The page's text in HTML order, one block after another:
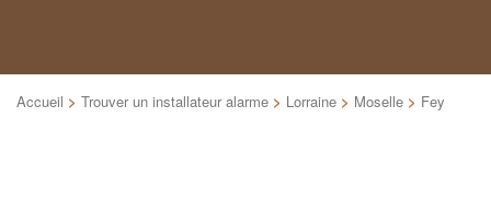
Accueil > Trouver un installateur alarme > Lorraine > Moselle > Fey